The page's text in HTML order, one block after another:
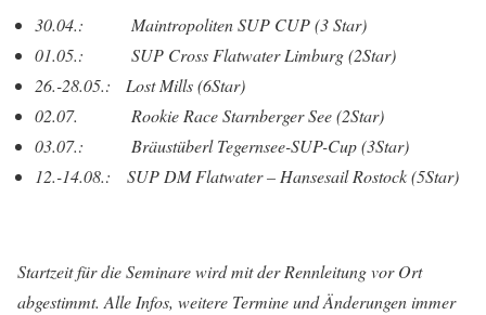
30.04.: Maintropoliten SUP CUP (3 Star)
01.05.: SUP Cross Flatwater Limburg (2Star)
26.-28.05.: Lost Mills (6Star)
02.07. Rookie Race Starnberger See (2Star)
03.07.: Bräustüberl Tegernsee-SUP-Cup (3Star)
12.-14.08.: SUP DM Flatwater – Hansesail Rostock (5Star)
Startzeit für die Seminare wird mit der Rennleitung vor Ort
abgestimmt. Alle Infos, weitere Termine und Änderungen immer